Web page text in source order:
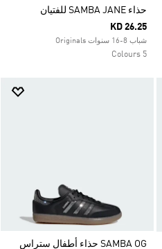
حذاء SAMBA JANE للفتيان
KD 26.25
شباب 8-16 سنوات Originals
5 Colours
SAMBA OG حذاء أطفال ستراس